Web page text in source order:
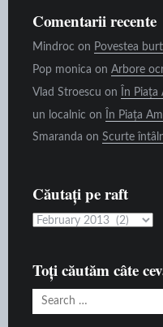
Comentarii recente
Mindroc on Povestea
Pop monica on Arbore
Vlad Stroescu on
În Piața
un localnic on
În Piața
Smaranda on Scurte
Căutați pe raft
Căutați
Toți căutăm câte
Search